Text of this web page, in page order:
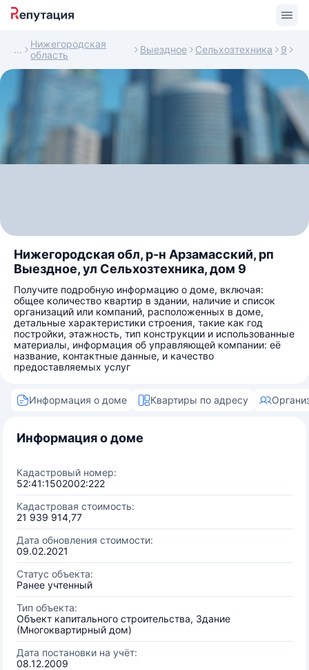
Нижегородская
область
Выездное Сельхозтехника 9
Нижегородская обл, р-н Арзамасский, рп
Выездное, ул Сельхозтехника, дом 9
Получите подробную информацию о доме, включая:
общее количество квартир в здании, наличие и список
организаций или компаний, расположенных в доме,
детальные характеристики строения, такие как год
постройки, этажность, тип конструкции и использованные
материалы, информация об управляющей компании: её
название, контактные данные, и качество
предоставляемых услуг
Информация о доме Квартиры по адресу
Информация о доме
Кадастровый номер:
52:41:1502002:222
Кадастровая стоимость:
21 939 914,77
Дата обновления стоимости:
09.02.2021
Статус объекта:
Ранее учтенный
Тип объекта:
Объект капитального строительства, Здание
(Многоквартирный дом)
Дата постановки на учёт:
08.12.2009